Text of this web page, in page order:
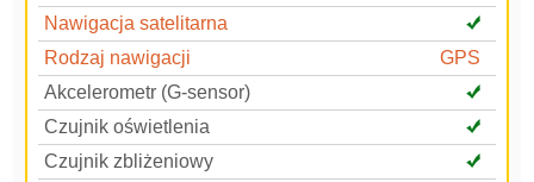
Nawigacja satelitarna
Rodzaj nawigacji
GPS
Akcelerometr (G-sensor)
Czujnik oświetlenia
Czujnik zbliżeniowy